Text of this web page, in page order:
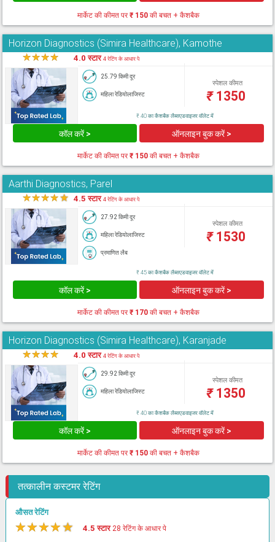
मार्केट की कीमत पर₹ 150की बचत + कैशबैक
Horizon Diagnostics (Simira Healthcare), Kamothe
★★★★ 4.0 स्टार4 रेटिंग के आधार पे
25.79 किमी दूर
महिला रेडियोलाजिस्ट
स्पेशल कीमत
₹1350
₹ 40 का कैशबैक लैब्सएडवाइजर वॉलेट में
कॉल करें > ऑनलाइन बुक करें >
मार्केट की कीमत पर₹ 150की बचत + कैशबैक
Aarthi Diagnostics, Parel
★★★★★ 4.5 स्टार4 रेटिंग के आधार पे
27.92 किमी दूर
महिला रेडियोलाजिस्ट
प्रमाणित लैब
स्पेशल कीमत
₹1530
₹ 45 का कैशबैक लैब्सएडवाइजर वॉलेट में
कॉल करें > ऑनलाइन बुक करें >
मार्केट की कीमत पर₹ 170की बचत + कैशबैक
Horizon Diagnostics (Simira Healthcare), Karanjade
★★★★ 4.0 स्टार4 रेटिंग के आधार पे
29.92 किमी दूर
महिला रेडियोलाजिस्ट
स्पेशल कीमत
₹1350
₹ 40 का कैशबैक लैब्सएडवाइजर वॉलेट में
कॉल करें > ऑनलाइन बुक करें >
मार्केट की कीमत पर₹ 150की बचत + कैशबैक
तत्कालीन कस्टमर रेटिंग
औसत रेटिंग
★★★★★ 4.5 स्टार28 रेटिंग के आधार पे